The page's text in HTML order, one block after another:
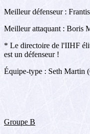
Meilleur défenseur :
Meilleur attaquant : Boris
* Le directoire de l'IIHF
est un défenseur !
Équipe-type : Seth Martin
Groupe B